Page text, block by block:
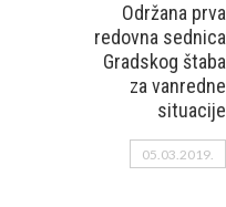
Održana prva
redovna sednica
Gradskog štaba
za vanredne
situacije
05.03.2019.